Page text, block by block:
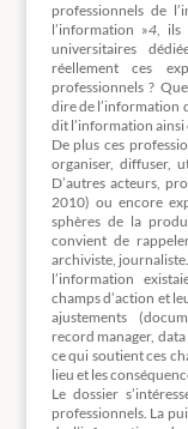
professionnels de
l’information »4, ils
universitaires
réellement ces
professionnels ?
dire de l’information
dit l’information ainsi
De plus ces
organiser, diffuser,
D’autres acteurs,
2010) ou encore
sphères de la
convient de
archiviste,
l’information
champs d’action et
ajustements
record manager,
ce qui soutient ces
lieu et les
Le dossier
professionnels. La